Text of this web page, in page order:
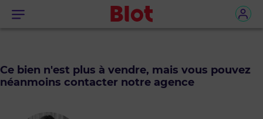
Menu
Ce bien n'est plus à vendre, mais vous pouvez
néanmoins contacter notre agence